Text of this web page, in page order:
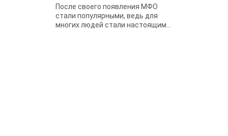
После своего появления МФО
стали популярными, ведь для
многих людей стали настоящим...